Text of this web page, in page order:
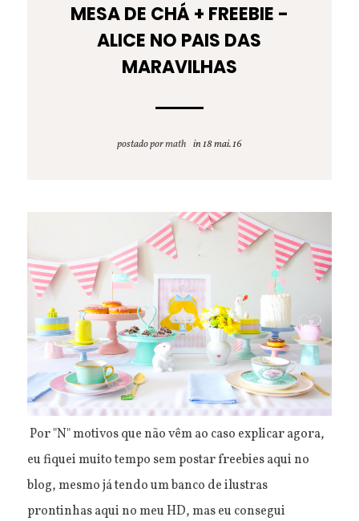
MESA DE CHÁ + FREEBIE -
ALICE NO PAIS DAS
MARAVILHAS
postado pormath 18 mai. 16
Por "N" motivos que não vêm ao caso explicar agora,
eu fiquei muito tempo sem postar freebies aqui no
blog, mesmo já tendo um banco de ilustras
prontinhas aqui no meu HD, mas eu consegui